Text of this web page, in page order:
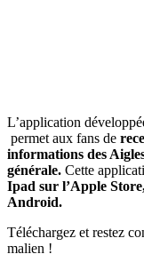
L’application
permet aux fans de
informations des
générale. Cette
Ipad sur l’Apple
Android.
Téléchargez et restez
malien !